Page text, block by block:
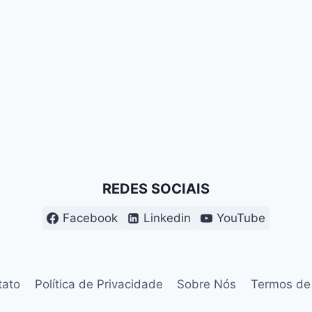
REDES SOCIAIS
Facebook Linkedin YouTube
Política de Privacidade Sobre Nós Termos